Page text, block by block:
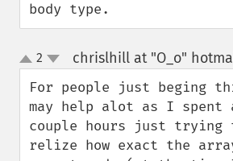
body type.
up
down
2 chrislhill at "O_o"
For people just beging
may help alot as I spent
couple hours just trying
relize how exact the